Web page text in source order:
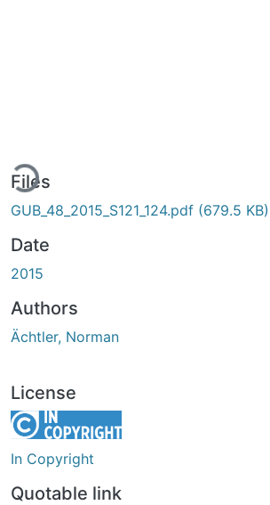
Files
GUB_48_2015_S121_124.pdf (679.5 KB)
Date
2015
Authors
Ächtler, Norman
License
In Copyright
Quotable link